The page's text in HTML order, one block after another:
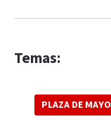
Temas:
PLAZA DE MAYO